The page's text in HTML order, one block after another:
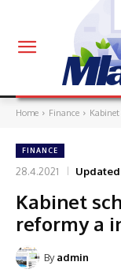
Home Finance
FINANCE
28.4.2021
Kabinet
reformy a
By admin